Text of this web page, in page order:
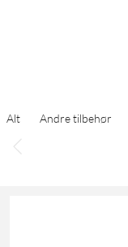
Alt Andre tilbehør